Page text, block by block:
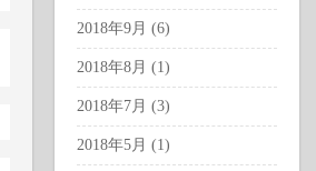
2018年9月 (6)
2018年8月 (1)
2018年7月 (3)
2018年5月 (1)